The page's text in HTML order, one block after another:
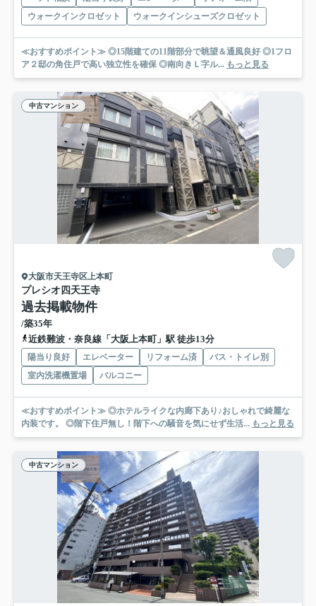
ウォークインクロゼット
ウォークインシューズクロゼット
≪おすすめポイント≫ ◎15階建ての11階部分で眺望＆通風良好 ◎1フロ
ア２邸の角住戸で高い独立性を確保 ◎南向きＬ字ル... もっと見る
中古マンション
大阪市天王寺区上本町
プレシオ四天王寺
過去掲載物件
/築35年
近鉄難波・奈良線「大阪上本町」駅 徒歩13分
陽当り良好 エレベーター リフォーム済
バス・トイレ別
室内洗濯機置場
バルコニー
≪おすすめポイント≫ ◎ホテルライクな内廊下あり♪おしゃれで綺麗な
内装です。 ◎階下住戸無し！階下への騒音を気にせず生活... もっと見る
中古マンション